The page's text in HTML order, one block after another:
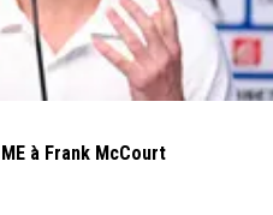
à Frank McCourt